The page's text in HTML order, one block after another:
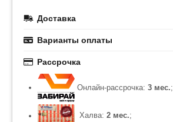
Доставка
Варианты оплаты
Рассрочка
Онлайн-рассрочка: 3 мес.;
Халва: 2 мес.;